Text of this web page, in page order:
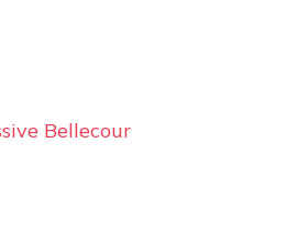
Bellecour